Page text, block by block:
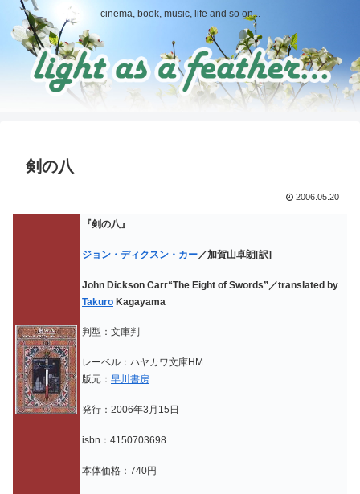
cinema, book, music, life and so on...
剣の八
2006.05.20
『剣の八』
ジョン・ディクスン・カー ／加賀山卓朗[訳]
John Dickson Carr“The Eight of Swords”／translated by
Takuro Kagayama
判型：文庫判
レーベル：ハヤカワ文庫HM
版元： 早川書房
発行：2006年3月15日
isbn：4150703698
本体価格：740円